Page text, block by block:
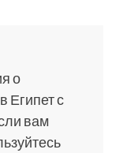
о
Египет с
вам